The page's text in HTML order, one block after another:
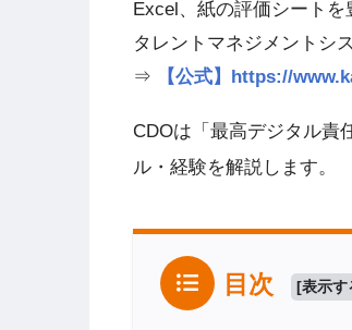
Excel、紙の評価シートを
タレントマネジメントシ
⇒
【公式】https://
CDOは「最高デジタル責
ル・経験を解説します。
目次 [表示す